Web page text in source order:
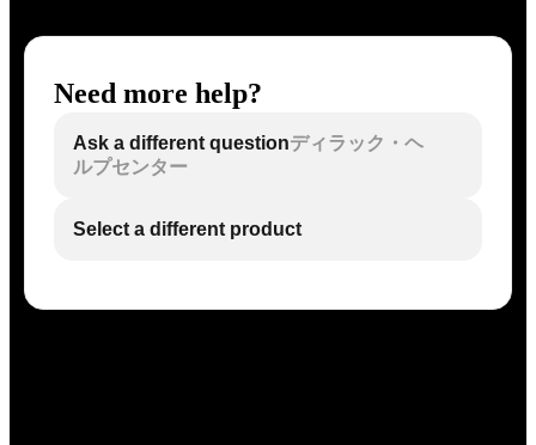
Need more help?
Ask a different questionディラック・ヘ
ルプセンター
Select a different product